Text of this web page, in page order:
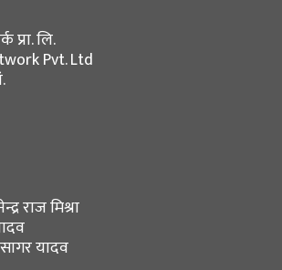
प्रा. लि.
Pvt. Ltd
राज मिश्रा
यादव